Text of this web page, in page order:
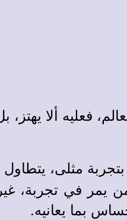
فعليه ألا
مثلى،
من يمر في
بما يعانيه.